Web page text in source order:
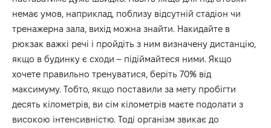
немає умов, наприклад, поблизу відсутній стадіон чи
тренажерна зала, вихід можна знайти. Накидайте в
рюкзак важкі речі і пройдіть з ним визначену дистанцію,
якщо в будинку є сходи – підіймайтеся ними. Якщо
хочете правильно тренуватися, беріть 70% від
максимуму. Тобто, якщо поставили за мету пробігти
десять кілометрів, ви сім кілометрів маєте подолати з
високою інтенсивністю. Тоді організм звикає до